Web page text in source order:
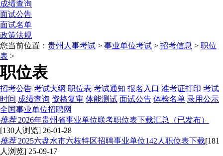
成绩查询
面试公告
面试名单
政策法规
您当前位置： 贵州人事考试 > 事业单位考试 > 招考信息 > 职位
表 >
职位表
招考公告 考试大纲 职位表 考试通知 报名入口 准考证打印 考试
时间 成绩查询 资格复审 体能测试 面试公告 体检名单 录用公示
全国事业单位招聘网
推荐2026年贵州省事业单位联考职位表下载汇总（已发布）
[130人浏览] 26-01-28
推荐2025六盘水市六枝特区招聘事业单位142人职位表下载[181
人浏览] 25-09-17